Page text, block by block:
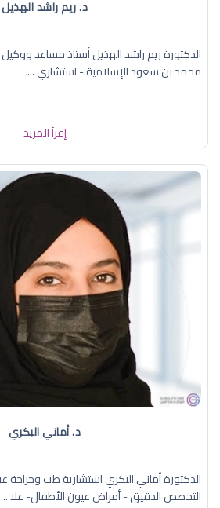
د. ريم راشد الهذيل
الدكتورة ريم راشد الهذيل أستاذ مساعد
محمد بن سعود الإسلامية - استشاري ...
إقرأ المزيد
د. أماني البكري
الدكتورة أماني البكري استشارية طب وجراحة
التخصص الدقيق - أمراض عيون الأطفال- علا ...